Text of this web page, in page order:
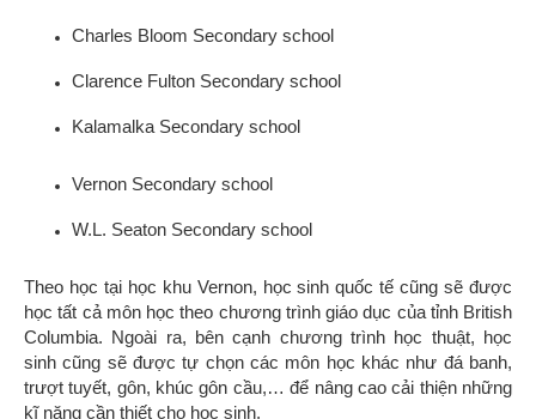
Charles Bloom Secondary school
Clarence Fulton Secondary school
Kalamalka Secondary school
Vernon Secondary school
W.L. Seaton Secondary school
Theo học tại học khu Vernon, học sinh quốc tế cũng sẽ được
học tất cả môn học theo chương trình giáo dục của tỉnh British
Columbia. Ngoài ra, bên cạnh chương trình học thuật, học
sinh cũng sẽ được tự chọn các môn học khác như đá banh,
trượt tuyết, gôn, khúc gôn cầu,… để nâng cao cải thiện những
kĩ năng cần thiết cho học sinh.